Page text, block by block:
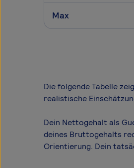
Max
Die folgende Tabelle
realistische
Dein Nettogehalt als
deines Bruttogehalts
Orientierung. Dein